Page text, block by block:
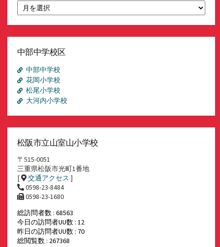
別
ア
イ
中部中学校区
中部中学校
花岡小学校
松尾小学校
大河内小学校
松阪市立山室山小学校
〒515-0051
三重県松阪市光町1番地
[
交通アクセス ]
0598-23-8484
0598-23-1680
総訪問者数 : 68563
今日の訪問者UU数 : 12
昨日の訪問者UU数 : 70
総閲覧数 : 267368